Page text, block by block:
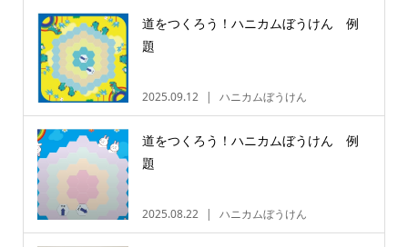
道をつくろう！ハニカムぼうけん 例
題
2025.09.12 ハニカムぼうけん
道をつくろう！ハニカムぼうけん 例
題
2025.08.22 ハニカムぼうけん